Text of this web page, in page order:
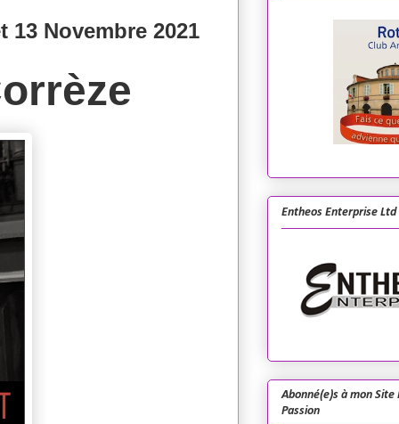
Novembre 2021
Entheos Enterprise Ltd
Abonné(e)s à mon
Passion